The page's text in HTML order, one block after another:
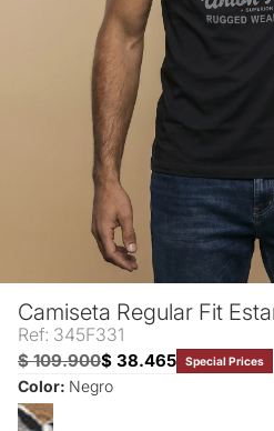
Camiseta Regular Fit
Ref: 345F331
$ 109.900$ 38.465 Special Prices
Color: Negro